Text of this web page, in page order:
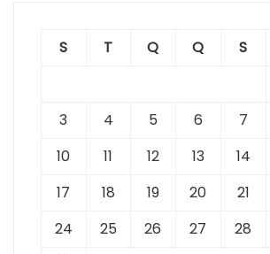
S T Q Q S
3
4 5 6 7
10
11 12 13 14
17
18 19 20 21
24
25 26 27 28